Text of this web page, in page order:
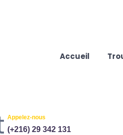
Accueil
Appelez-nous
(+216) 29 342 131